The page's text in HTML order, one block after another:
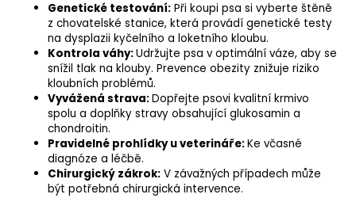
Genetické testování: Při koupi psa si vyberte štěně
z chovatelské stanice, která provádí genetické testy
na dysplazii kyčelního a loketního kloubu.
Kontrola váhy:Udržujte psa v optimální váze, aby se
snížil tlak na klouby. Prevence obezity znižuje riziko
kloubních problémů.
Vyvážená strava:Dopřejte psovi kvalitní krmivo
spolu a doplňky stravy obsahující glukosamin a
chondroitin.
Pravidelné prohlídky u veterináře:Ke včasné
diagnóze a léčbě.
Chirurgický zákrok: V závažných případech může
být potřebná chirurgická intervence.